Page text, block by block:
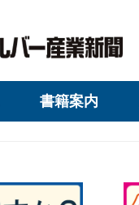
書籍案内